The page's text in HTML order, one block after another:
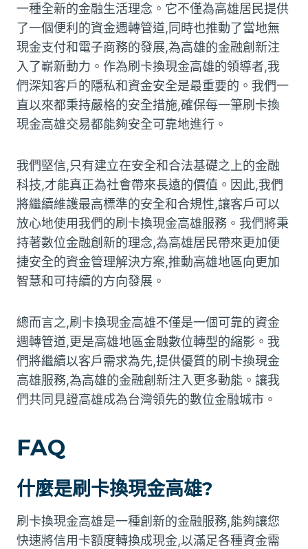
一種全新的金融生活理念。它不僅為高雄居民提供
了一個便利的資金週轉管道,同時也推動了當地無
現金支付和電子商務的發展,為高雄的金融創新注
入了嶄新動力。作為刷卡換現金高雄的領導者,我
們深知客戶的隱私和資金安全是最重要的。我們一
直以來都秉持嚴格的安全措施,確保每一筆刷卡換
現金高雄交易都能夠安全可靠地進行。
我們堅信,只有建立在安全和合法基礎之上的金融
科技,才能真正為社會帶來長遠的價值。因此,我們
將繼續維護最高標準的安全和合規性,讓客戶可以
放心地使用我們的刷卡換現金高雄服務。我們將秉
持著數位金融創新的理念,為高雄居民帶來更加便
捷安全的資金管理解決方案,推動高雄地區向更加
智慧和可持續的方向發展。
總而言之,刷卡換現金高雄不僅是一個可靠的資金
週轉管道,更是高雄地區金融數位轉型的縮影。我
們將繼續以客戶需求為先,提供優質的刷卡換現金
高雄服務,為高雄的金融創新注入更多動能。讓我
們共同見證高雄成為台灣領先的數位金融城市。
FAQ
什麼是刷卡換現金高雄?
刷卡換現金高雄是一種創新的金融服務,能夠讓您
快速將信用卡額度轉換成現金,以滿足各種資金需